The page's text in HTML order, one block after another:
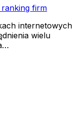
firm
internetowych
wielu